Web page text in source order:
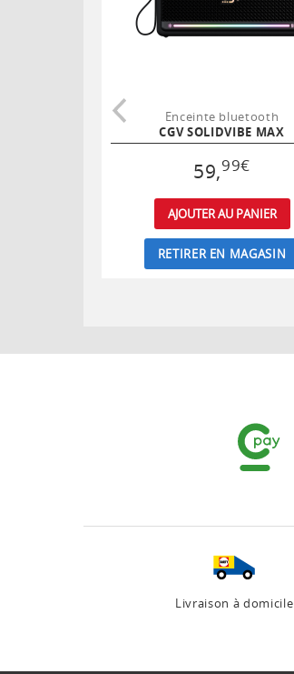
Enceinte bluetooth
CGV SOLIDVIBE MAX
59,99€
AJOUTER AU PANIER
RETIRER EN MAGASIN
Livraison à domicile